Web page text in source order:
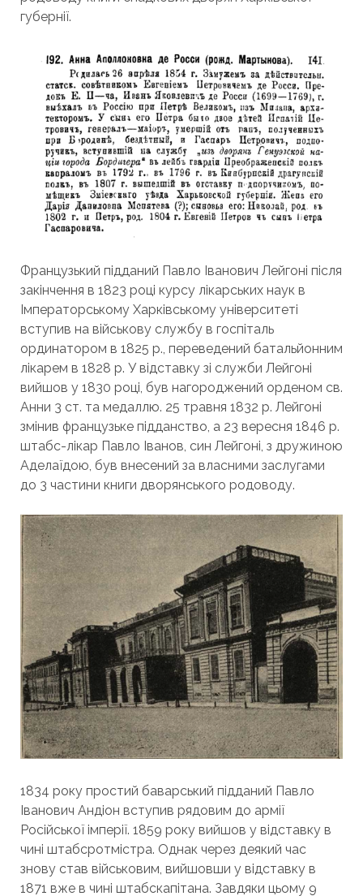
губернії.
Французький підданий Павло Іванович Лейгоні після
закінчення в 1823 році курсу лікарських наук в
Імператорському Харківському університеті
вступив на військову службу в госпіталь
ординатором в 1825 р., переведений батальйонним
лікарем в 1828 р. У відставку зі служби Лейгоні
вийшов у 1830 році, був нагороджений орденом св.
Анни 3 ст. та медаллю. 25 травня 1832 р. Лейгоні
змінив французьке підданство, а 23 вересня 1846 р.
штабс-лікар Павло Іванов, син Лейгоні, з дружиною
Аделаїдою, був внесений за власними заслугами
до 3 частини книги дворянського родоводу.
1834 року простий баварський підданий Павло
Іванович Андіон вступив рядовим до армії
Російської імперії. 1859 року вийшов у відставку в
чині штабсротмістра. Однак через деякий час
знову став військовим, вийшовши у відставку в
1871 вже в чині штабскапітана. Завдяки цьому 9